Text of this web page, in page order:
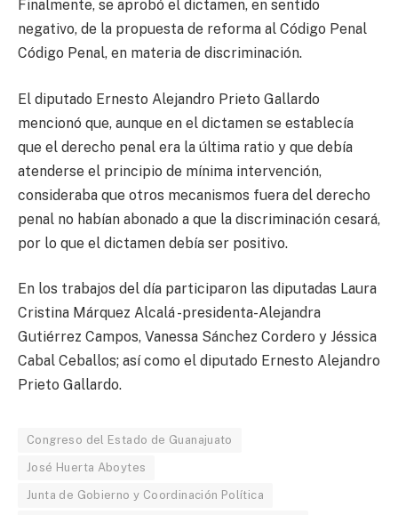
Finalmente, se aprobó el dictamen, en sentido
negativo, de la propuesta de reforma al Código Penal
Código Penal, en materia de discriminación.
El diputado Ernesto Alejandro Prieto Gallardo
mencionó que, aunque en el dictamen se establecía
que el derecho penal era la última ratio y que debía
atenderse el principio de mínima intervención,
consideraba que otros mecanismos fuera del derecho
penal no habían abonado a que la discriminación cesará,
por lo que el dictamen debía ser positivo.
En los trabajos del día participaron las diputadas Laura
Cristina Márquez Alcalá -presidenta-Alejandra
Gutiérrez Campos, Vanessa Sánchez Cordero y Jéssica
Cabal Ceballos; así como el diputado Ernesto Alejandro
Prieto Gallardo.
Congreso del Estado de Guanajuato
José Huerta Aboytes
Junta de Gobierno y Coordinación Política